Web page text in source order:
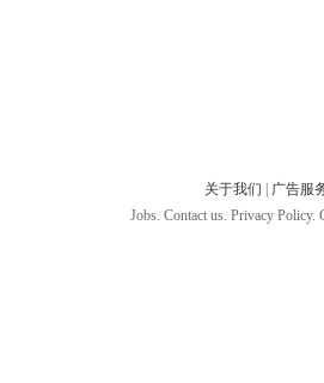
关于我们
广告服
Jobs. Contact us. Privacy